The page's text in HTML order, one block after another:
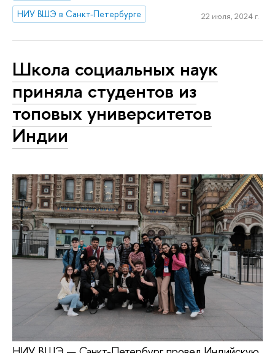
НИУ ВШЭ в Санкт-Петербурге
22 июля, 2024 г.
Школа социальных наук
приняла студентов из
топовых университетов
Индии